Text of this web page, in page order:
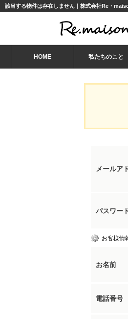
該当する物件は存在しません｜株式会社Re・
HOME 私たちのこと
メールア
パスワー
お客様情
お名前
電話番号